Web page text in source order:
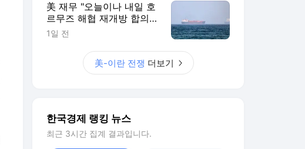
美 재무 "오늘이나 내일 호
르무즈 해협 재개방 합의
가능성"
1일 전
美-이란 전쟁 더보기
한국경제 랭킹 뉴스
최근 3시간 집계 결과입니다.